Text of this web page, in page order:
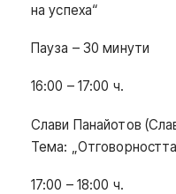
на успеха“
Пауза – 30 минути
16:00 – 17:00 ч.
Слави Панайотов
Тема:
17:00 – 18:00 ч.